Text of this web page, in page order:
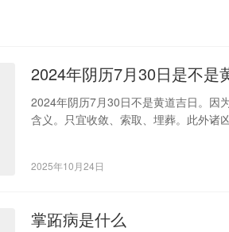
2024年阴历7月30日是不是
2024年阴历7月30日不是黄道吉日。因
含义。只宜收敛、索取、埋葬。此外诸
已不远行财物伏藏【宜】嫁娶祭祀
2025年10月24日
掌跖病是什么